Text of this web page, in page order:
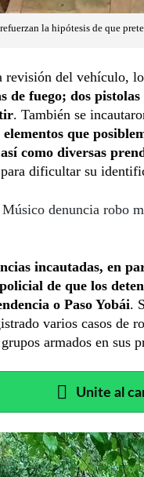
la hipótesis de que
revisión del vehículo,
de fuego; dos
. También se
elementos que
como diversas
dificultar su
Músico denuncia robo
incautadas, en
de que los
o Paso Yobái.
varios casos de
armados en sus
Unite al